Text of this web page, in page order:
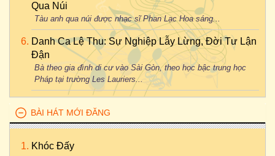
Qua Núi
Tàu anh qua núi được nhạc sĩ Phan Lạc Hoa sáng...
Danh Ca Lệ Thu: Sự Nghiệp Lẫy Lừng, Đời Tư Lận
Đận
Bà theo gia đình di cư vào Sài Gòn, theo học bậc trung học
Pháp tại trường Les Lauriers...
BÀI HÁT MỚI ĐĂNG
Khóc Đấy